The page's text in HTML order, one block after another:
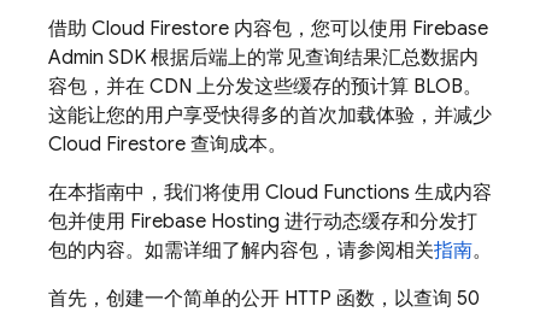
借助 Cloud Firestore 内容包，您可以使用 Firebase
Admin SDK 根据后端上的常见查询结果汇总数据内
容包，并在 CDN 上分发这些缓存的预计算 BLOB。
这能让您的用户享受快得多的首次加载体验，并减少
Cloud Firestore 查询成本。
在本指南中，我们将使用 Cloud Functions 生成内容
包并使用 Firebase Hosting 进行动态缓存和分发打
包的内容。如需详细了解内容包，请参阅相关指南。
首先，创建一个简单的公开 HTTP 函数，以查询 50